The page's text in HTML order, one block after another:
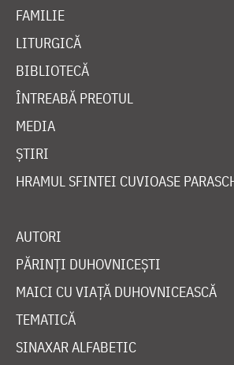
FAMILIE
LITURGICĂ
BIBLIOTECĂ
ÎNTREABĂ PREOTUL
MEDIA
ȘTIRI
HRAMUL SFINTEI CUVIOASE
AUTORI
PĂRINȚI DUHOVNICEȘTI
MAICI CU VIAȚĂ DUHOVNICEASCĂ
TEMATICĂ
SINAXAR ALFABETIC